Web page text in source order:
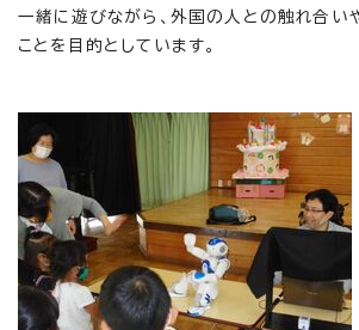
一緒に遊びながら、外国の人との触れ合い
ことを目的としています。